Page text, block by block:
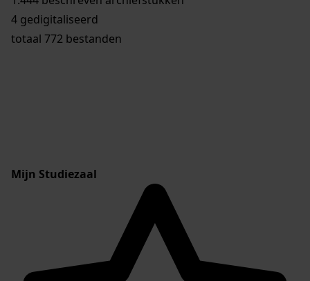
Plaats:
Twisk
Creative Commons (CC BY-SA 4.0)
Een aantal nummers hebben een
openbaarheidsbeperking
W. Brieffies (2005, aanvulling 2013), A. Galiart (2023)
4 gedigitaliseerd
totaal 772 bestanden
Mijn Studiezaal